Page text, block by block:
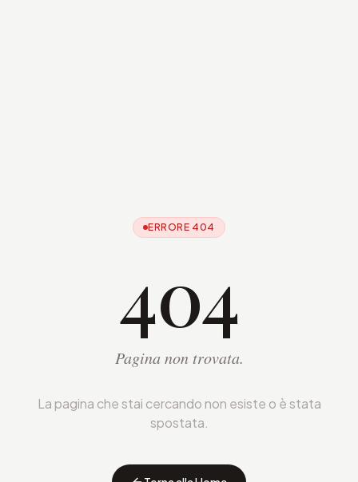
ERRORE 404
404
Pagina non trovata.
La pagina che stai cercando non esiste o è stata
spostata.